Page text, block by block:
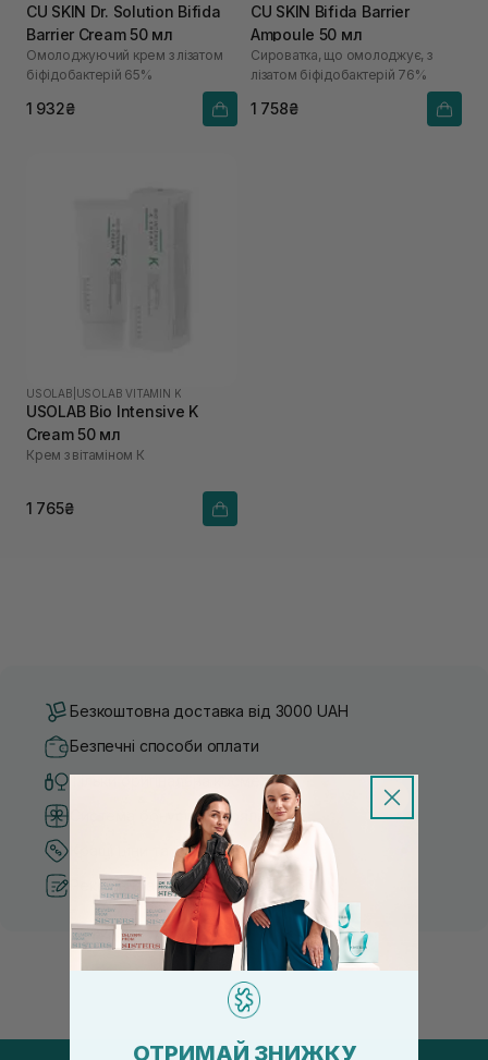
CU SKIN Dr. Solution Bifida
Barrier Cream 50 мл
Омолоджуючий крем з лізатом
біфідобактерій 65%
1 932₴
CU SKIN Bifida Barrier
Ampoule 50 мл
Сироватка, що омолоджує, з
лізатом біфідобактерій 76%
1 758₴
USOLAB USOLAB VITAMIN K
USOLAB Bio Intensive K
Cream 50 мл
Крем з вітаміном К
1 765₴
Безкоштовна доставка від 3000 UAH
Безпечні способи оплати
Тільки оригінальна косметика
Система бонусів та лояльності
Кращі ціни та топ товари
Рекомендації від косметологів
ОТРИМАЙ ЗНИЖКУ